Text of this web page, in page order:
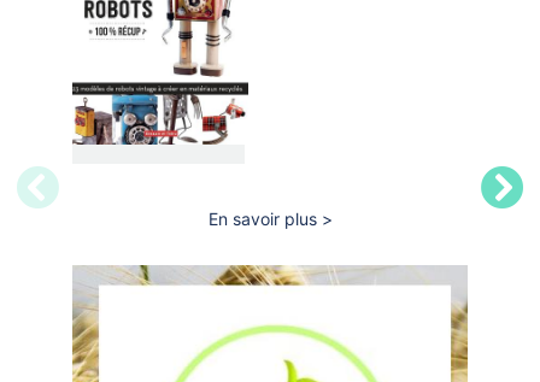
En savoir plussur
et
jeunesse